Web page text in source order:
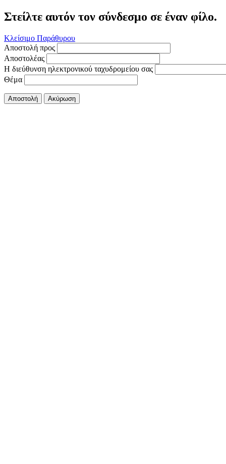
Στείλτε αυτόν τον σύνδεσμο σε έναν φίλο.
Κλείσιμο Παράθυρου
Αποστολή προς
Αποστολέας
Η διεύθυνση ηλεκτρονικού ταχυδρομείου σας
Θέμα
Αποστολή Ακύρωση